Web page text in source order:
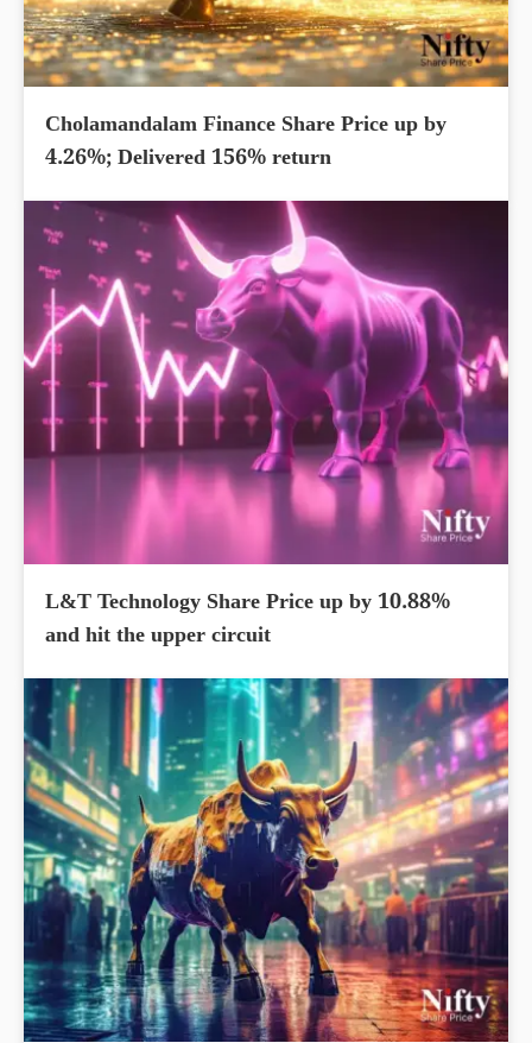
Cholamandalam Finance Share Price up by
4.26%; Delivered 156% return
L&T Technology Share Price up by 10.88%
and hit the upper circuit